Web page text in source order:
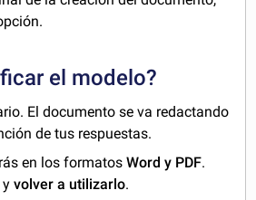
el modelo?
El documento se va redactando
de tus respuestas.
en los formatosWord y PDF.
yvolver a utilizarlo.